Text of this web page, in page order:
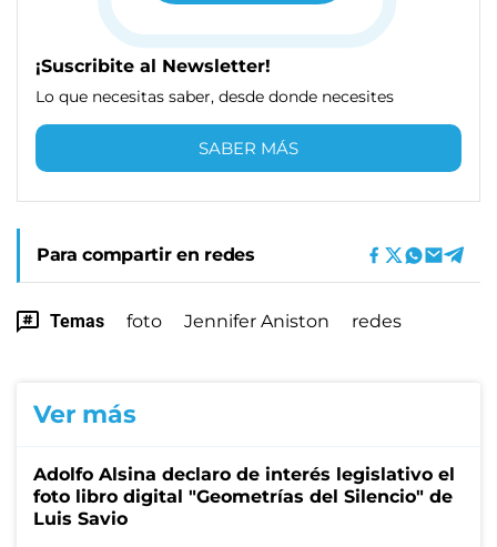
¡Suscribite al Newsletter!
Lo que necesitas saber, desde donde necesites
SABER MÁS
Para compartir en redes
Temas foto Jennifer Aniston redes
Ver más
Adolfo Alsina declaro de interés legislativo el
foto libro digital "Geometrías del Silencio" de
Luis Savio